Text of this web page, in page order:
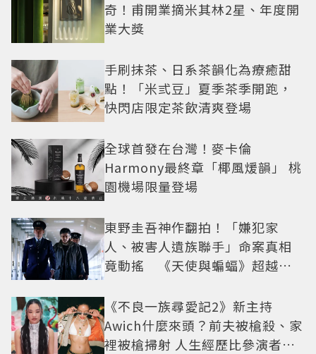
奇！甫開業摘米其林2星、年度開
業大獎
手刷抹茶、日系茶韻化為療癒甜
點！「米弎豆」夏季茶季開跑，
快閃店限定茶飲清爽登場
全球首發在台灣！麥卡倫
Harmony最終章「椰風煖韻」 桃
園機場限量登場
東野圭吾神作翻拍！「嫌犯家
人、被害人遺族聯手」命案真相
竟動搖 《天使與蝙蝠》超越懸
《不良一族尋愛記2》新主持
Awich什麼來頭？前夫被槍殺、家
裡被槍掃射 人生經歷比參演者還